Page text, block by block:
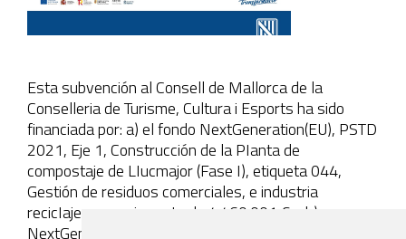
Esta subvención al Consell de Mallorca de la
Conselleria de Turisme, Cultura i Esports ha sido
financiada por: a) el fondo NextGeneration(EU), PSTD
2021, Eje 1, Construcción de la PIanta de
compostaje de LIucmajor (Fase I), etiqueta 044,
Gestión de residuos comerciales, e industria
recicIaje, por un importe de 4.460.001 € y b)
NextGeneration(EU), PSTD 2021, Eje 2, PIanta de